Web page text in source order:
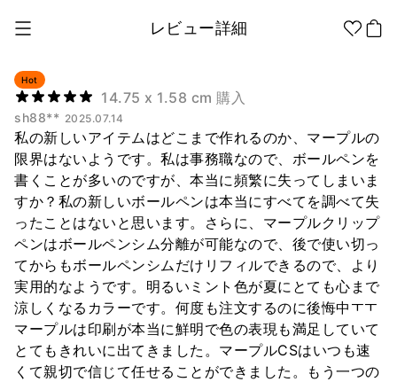
Hot
14.75 x 1.58 cm 購入
sh88** 2025.07.14
私の新しいアイテムはどこまで作れるのか、マープルの
限界はないようです。私は事務職なので、ボールペンを
書くことが多いのですが、本当に頻繁に失ってしまいま
すか？私の新しいボールペンは本当にすべてを調べて失
ったことはないと思います。さらに、マープルクリップ
ペンはボールペンシム分離が可能なので、後で使い切っ
てからもボールペンシムだけリフィルできるので、より
実用的なようです。明るいミント色が夏にとても心まで
涼しくなるカラーです。何度も注文するのに後悔中ㅜㅜ
マープルは印刷が本当に鮮明で色の表現も満足していて
とてもきれいに出てきました。マープルCSはいつも速
くて親切で信じて任せることができました。もう一つの
レビュー詳細
1個から制作
ノベルティ
ノウハウ
アパレル
ファッション小物
ファングッズ
ステッカー
紙製品
文具/オフィス
アパレル カテゴリー
全商品 Tシャツ シャツ
スウェッ
フードパ
ジップア